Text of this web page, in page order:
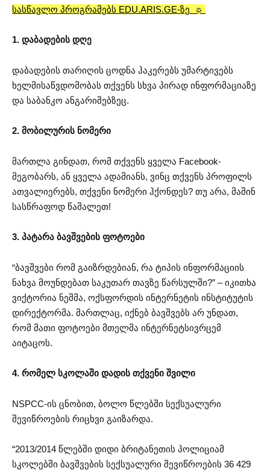
სასწავლო პროგრამებს EDU.ARIS.GE-ზე ☼
1. დაბადების დღე
დაბადების თარიღის ცოდნა ჰაკერებს უმარტივებს
ხელმისაწვდომობას თქვენს სხვა პირად ინფორმაციაზე
და საბანკო ანგარიშებზეც.
2. მობილურის ნომერი
მართლა გინდათ, რომ თქვენს ყველა Facebook-
მეგობარს, ან ყველა ადამიანს, ვინც თქვენს პროფილს
ათვალიერებს, თქვენი ნომერი ჰქონდეს? თუ არა, მაშინ
სასწრაფოდ წაშალეთ!
3. პატარა ბავშვების ფოტოები
“ბავშვები რომ გაიზრდებიან, რა ტიპის ინფორმაციის
ნახვა მოუნდებათ საკუთარ თავზე წარსულში?” – იკითხა
ვიქტორია ნეშმა, ოქსფორდის ინტერნეტის ინსტიტუტის
დირექტორმა. მართლაც, იქნებ ბავშვებს არ უნდათ,
რომ მათი ფოტოები მთელმა ინტერნეტსივრცემ
აიტაცოს.
4. რომელ სკოლაში დადის თქვენი შვილი
NSPCC-ის ცნობით, ბოლო წლებში სექსუალური
შევიწროების რიცხვი გაიზარდა.
“2013/2014 წლებში დიდი ბრიტანეთის პოლიციამ
სკოლებში ბავშვების სექსუალური შევიწროების 36 429